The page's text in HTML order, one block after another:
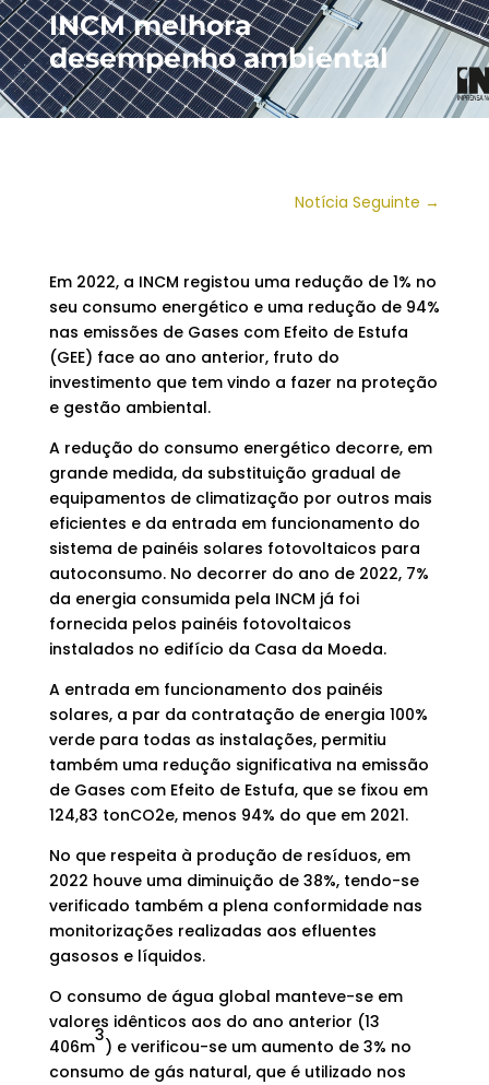
INCM melhora
desempenho ambiental
Notícia Seguinte →
Em 2022, a INCM registou uma redução de 1% no
seu consumo energético e uma redução de 94%
nas emissões de Gases com Efeito de Estufa
(GEE) face ao ano anterior, fruto do
investimento que tem vindo a fazer na proteção
e gestão ambiental.
A redução do consumo energético decorre, em
grande medida, da substituição gradual de
equipamentos de climatização por outros mais
eficientes e da entrada em funcionamento do
sistema de painéis solares fotovoltaicos para
autoconsumo. No decorrer do ano de 2022, 7%
da energia consumida pela INCM já foi
fornecida pelos painéis fotovoltaicos
instalados no edifício da Casa da Moeda.
A entrada em funcionamento dos painéis
solares, a par da contratação de energia 100%
verde para todas as instalações, permitiu
também uma redução significativa na emissão
de Gases com Efeito de Estufa, que se fixou em
124,83 tonCO2e, menos 94% do que em 2021.
No que respeita à produção de resíduos, em
2022 houve uma diminuição de 38%, tendo-se
verificado também a plena conformidade nas
monitorizações realizadas aos efluentes
gasosos e líquidos.
O consumo de água global manteve-se em
valores idênticos aos do ano anterior (13
406m
3
) e verificou-se um aumento de 3% no
consumo de gás natural, que é utilizado nos